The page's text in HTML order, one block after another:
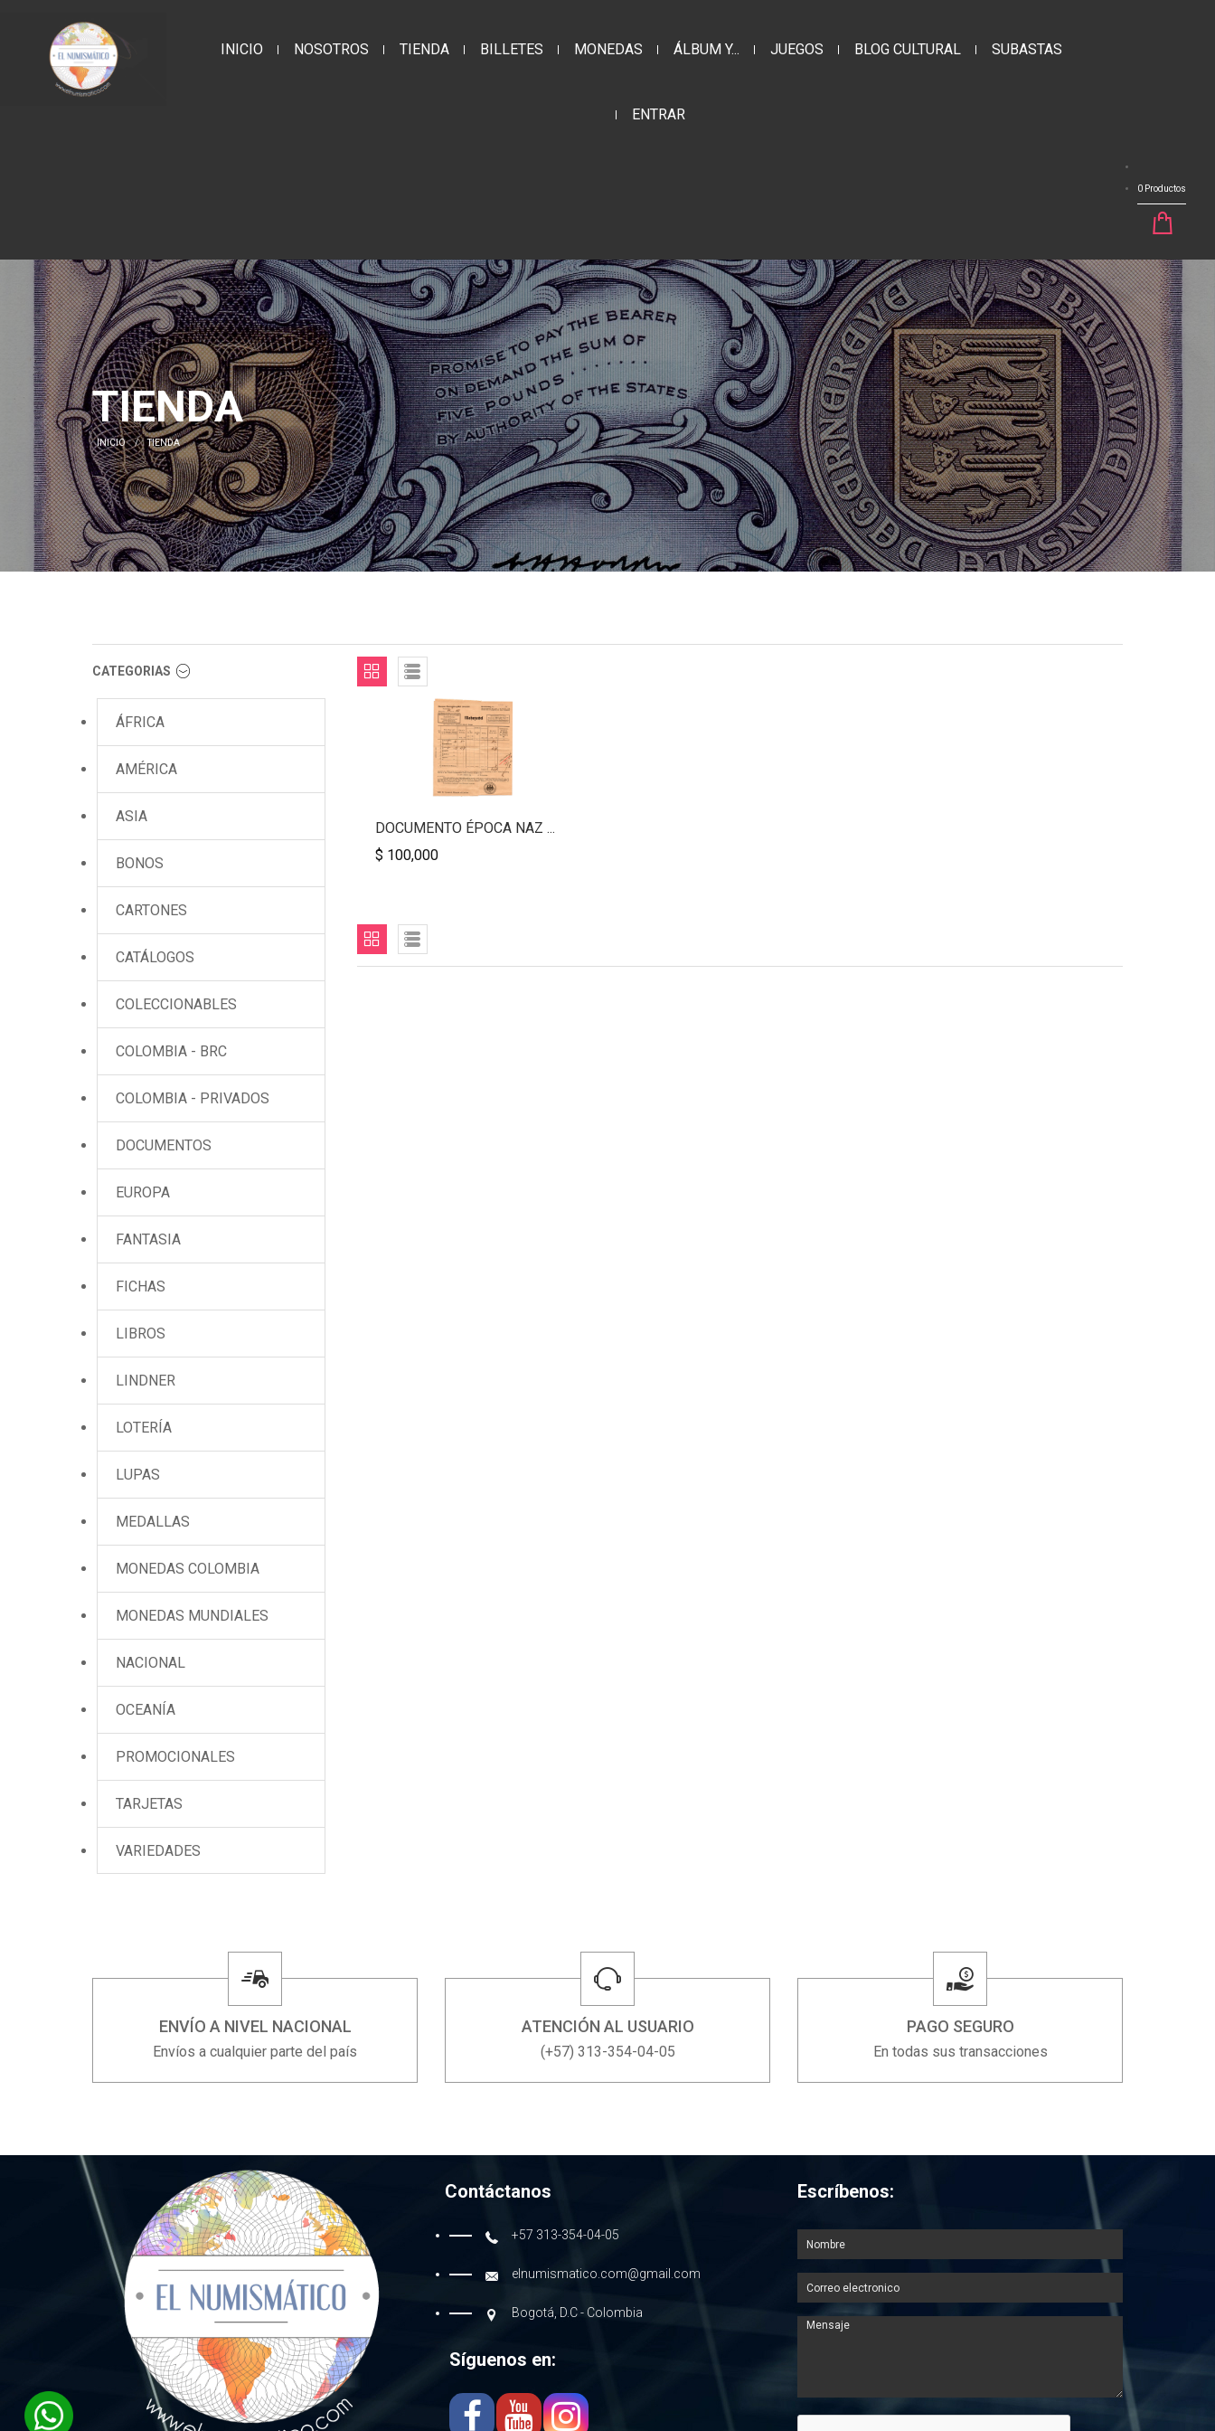
INICIO NOSOTROS TIENDA BILLETES MONEDAS ÁLBUM Y... JUEGOS BLOG CULTURAL SUBASTAS
ENTRAR
0 Productos
TIENDA
INICIO TIENDA
CATEGORIAS
ÁFRICA
AMÉRICA
ASIA
BONOS
CARTONES
CATÁLOGOS
COLECCIONABLES
COLOMBIA - BRC
COLOMBIA - PRIVADOS
DOCUMENTOS
EUROPA
FANTASIA
FICHAS
LIBROS
LINDNER
LOTERÍA
LUPAS
MEDALLAS
MONEDAS COLOMBIA
MONEDAS MUNDIALES
NACIONAL
OCEANÍA
PROMOCIONALES
TARJETAS
VARIEDADES
DOCUMENTO ÉPOCA NAZ ...
$ 100,000
ENVÍO A NIVEL NACIONAL
Envíos a cualquier parte del país
ATENCIÓN AL USUARIO
(+57) 313-354-04-05
PAGO SEGURO
En todas sus transacciones
Contáctanos
+57 313-354-04-05
elnumismatico.com@gmail.com
Bogotá, D.C - Colombia
Síguenos en:
Escríbenos: